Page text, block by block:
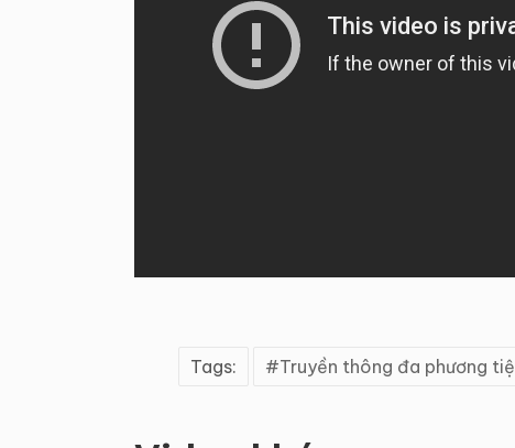
Tags: Truyền thông đa phương